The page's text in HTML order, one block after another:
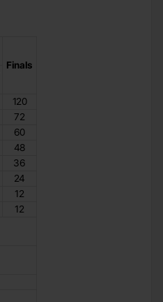
Finals
120
72
60
48
36
24
12
12